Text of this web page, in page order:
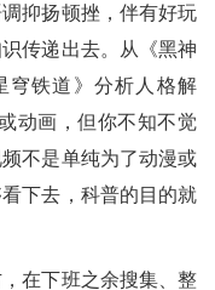
抑扬顿挫，伴有好玩
传递出去。从《黑神
穹铁道》分析人格解
动画，但你不知不觉
不是单纯为了动漫或
下去，科普的目的就
在下班之余搜集、整